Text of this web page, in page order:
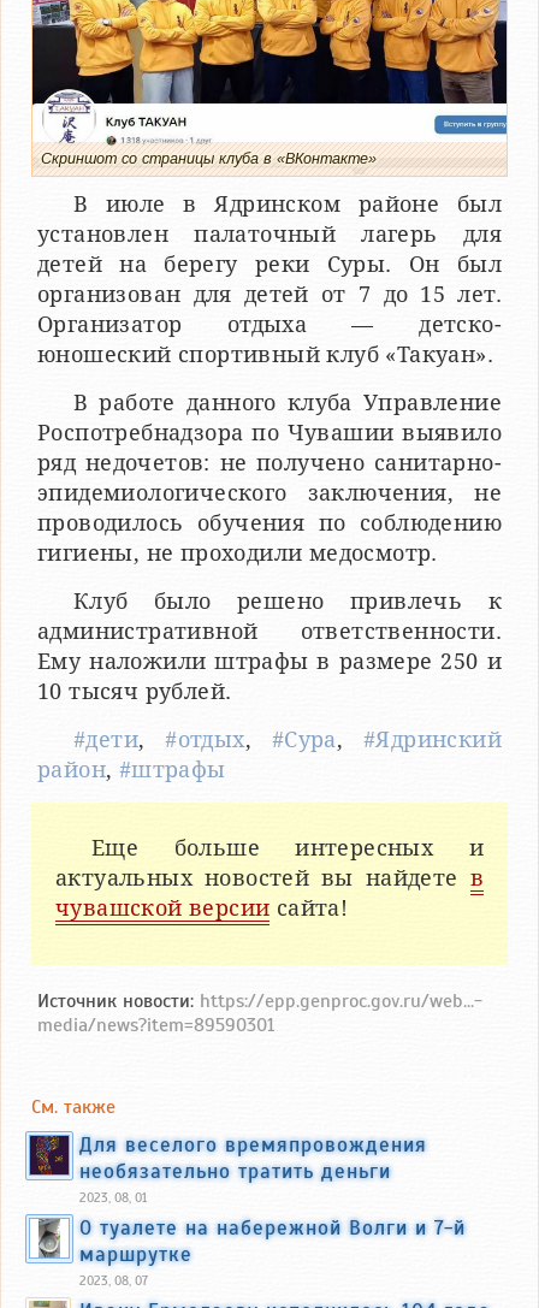
Скриншот со страницы клуба в «ВКонтакте»
В июле в Ядринском районе был
установлен палаточный лагерь для
детей на берегу реки Суры. Он был
организован для детей от 7 до 15 лет.
Организатор отдыха — детско-
юношеский спортивный клуб «Такуан».
В работе данного клуба Управление
Роспотребнадзора по Чувашии выявило
ряд недочетов: не получено санитарно-
эпидемиологического заключения, не
проводилось обучения по соблюдению
гигиены, не проходили медосмотр.
Клуб было решено привлечь к
административной ответственности.
Ему наложили штрафы в размере 250 и
10 тысяч рублей.
#дети,#отдых, #Сура, #Ядринский
район, #штрафы
Еще больше интересных и
актуальных новостей вы найдете в
чувашской версии сайта!
Источник новости: https://epp.genproc.gov.ru/web...-
media/news?item=89590301
См. также
Для веселого времяпровождения
необязательно тратить деньги
2023, 08, 01
О туалете на набережной Волги и 7-й
маршрутке
2023, 08, 07